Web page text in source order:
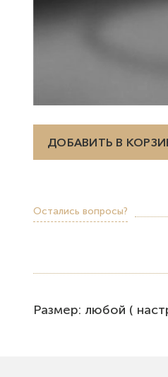
ДОБАВИТЬ В
Остались вопросы?
Размер: любой (